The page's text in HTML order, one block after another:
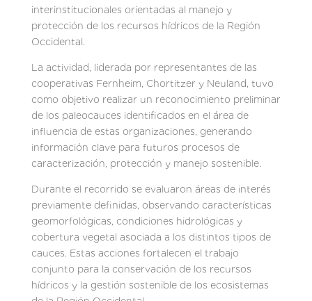
interinstitucionales orientadas al manejo y
protección de los recursos hídricos de la Región
Occidental.
La actividad, liderada por representantes de las
cooperativas Fernheim, Chortitzer y Neuland, tuvo
como objetivo realizar un reconocimiento preliminar
de los paleocauces identificados en el área de
influencia de estas organizaciones, generando
información clave para futuros procesos de
caracterización, protección y manejo sostenible.
Durante el recorrido se evaluaron áreas de interés
previamente definidas, observando características
geomorfológicas, condiciones hidrológicas y
cobertura vegetal asociada a los distintos tipos de
cauces. Estas acciones fortalecen el trabajo
conjunto para la conservación de los recursos
hídricos y la gestión sostenible de los ecosistemas